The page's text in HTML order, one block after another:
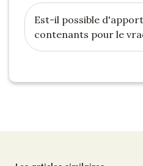
Est-il possible
contenants pour le